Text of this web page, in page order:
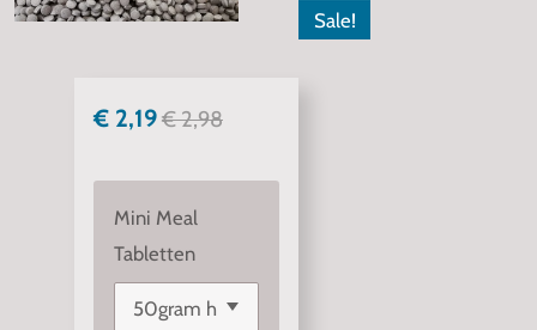
Sale!
€ 2,19€ 2,98
Mini Meal
Tabletten